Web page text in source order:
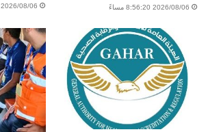
2026/08/06 8:56:20 مساءً 2026/08/06 11:30:15 صباحًا